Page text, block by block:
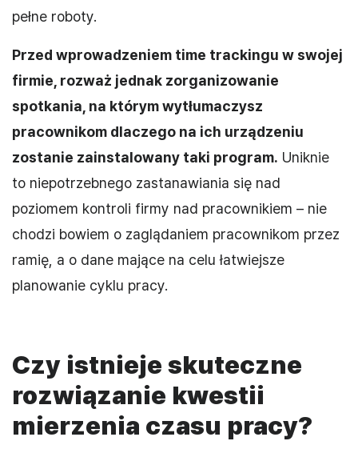
pełne roboty.
Przed wprowadzeniem time trackingu w swojej
firmie, rozważ jednak zorganizowanie
spotkania, na którym wytłumaczysz
pracownikom dlaczego na ich urządzeniu
zostanie zainstalowany taki program. Uniknie
to niepotrzebnego zastanawiania się nad
poziomem kontroli firmy nad pracownikiem – nie
chodzi bowiem o zaglądaniem pracownikom przez
ramię, a o dane mające na celu łatwiejsze
planowanie cyklu pracy.
Czy istnieje skuteczne
rozwiązanie kwestii
mierzenia czasu pracy?